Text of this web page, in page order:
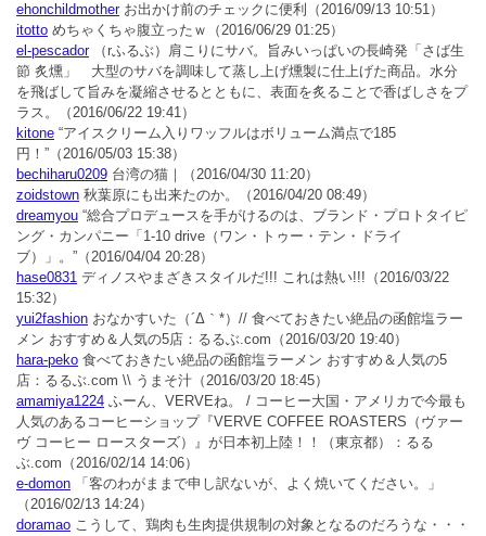
ehonchildmotherお出かけ前のチェックに便利
（2016/09/13 10:51）
itotto めちゃくちゃ腹立ったｗ
（2016/06/29 01:25）
el-pescador（rふるぶ）肩こりにサバ。旨みいっぱいの長崎発「さば生
節 炙燻」 大型のサバを調味して蒸し上げ燻製に仕上げた商品。水分
を飛ばして旨みを凝縮させるとともに、表面を炙ることで香ばしさをプ
ラス。
（2016/06/22 19:41）
kitone “アイスクリーム入りワッフルはボリューム満点で185
円！” （2016/05/03 15:38）
bechiharu0209 台湾の猫｜
（2016/04/30 11:20）
zoidstown 秋葉原にも出来たのか。
（2016/04/20 08:49）
dreamyou “総合プロデュースを手がけるのは、ブランド・プロトタイピ
ング・カンパニー「1-10 drive（ワン・トゥー・テン・ドライ
ブ）」。” （2016/04/04 20:28）
hase0831 ディノスやまざきスタイルだ!!! これは熱い!!! （2016/03/22
15:32）
yui2fashion おなかすいた（´Δ｀*）// 食べておきたい絶品の函館塩ラー
メン おすすめ＆人気の5店：るるぶ.com （2016/03/20 19:40）
hara-peko 食べておきたい絶品の函館塩ラーメン おすすめ＆人気の5
店：るるぶ.com \\ うまそ汁 （2016/03/20 18:45）
amamiya1224 ふーん、VERVEね。 / コーヒー大国・アメリカで今最も
人気のあるコーヒーショップ『VERVE COFFEE ROASTERS（ヴァー
ヴ コーヒー ロースターズ）』が日本初上陸！！（東京都）：るる
ぶ.com （2016/02/14 14:06）
e-domon 「客のわがままで申し訳ないが、よく焼いてください。」
（2016/02/13 14:24）
doramao こうして、鶏肉も生肉提供規制の対象となるのだろうな・・・